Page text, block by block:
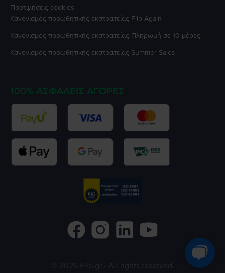
Προτιμήσεις cookies
Κανονισμός προωθητικής εκστρατείας Flip Again
Κανονισμός προωθητικής εκστρατείας Πληρωμή σε 10 μέρες
Κανονισμός προωθητικής εκστρατείας Summer Sales
100% ΑΣΦΑΛΕΊΣ ΑΓΟΡΈΣ